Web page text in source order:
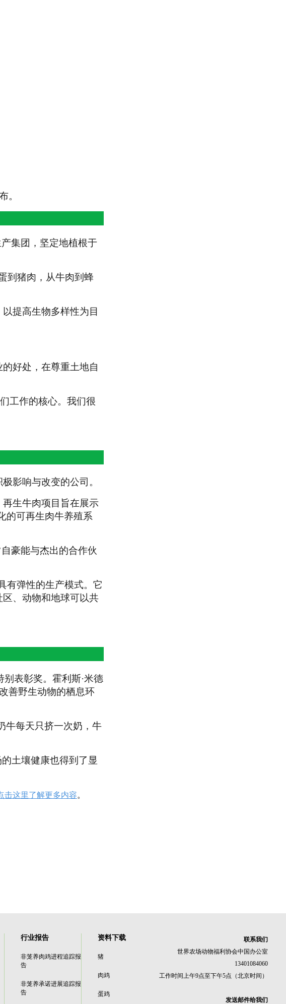
。
集团，坚定地植根于
到猪肉，从牛肉到蜂
提高生物多样性为目
好处，在尊重土地自
工作的核心。我们很
影响与改变的公司。
生牛肉项目旨在展示
的可再生肉牛养殖系
豪能与杰出的合作伙
有弹性的生产模式。它
、动物和地球可以共
表彰奖。霍利斯·米德
善野生动物的栖息环
牛每天只挤一次奶，牛
土壤健康也得到了显
击这里了解更多内容。
行业报告
非笼养肉鸡进程追踪报
告
非笼养承诺进展追踪报
告
资料下载
猪
肉鸡
蛋鸡
联系我们
世界农场动物福利协会中国办公室
13401084060
工作时间上午9点至下午5点（北京时间）
发送邮件给我们